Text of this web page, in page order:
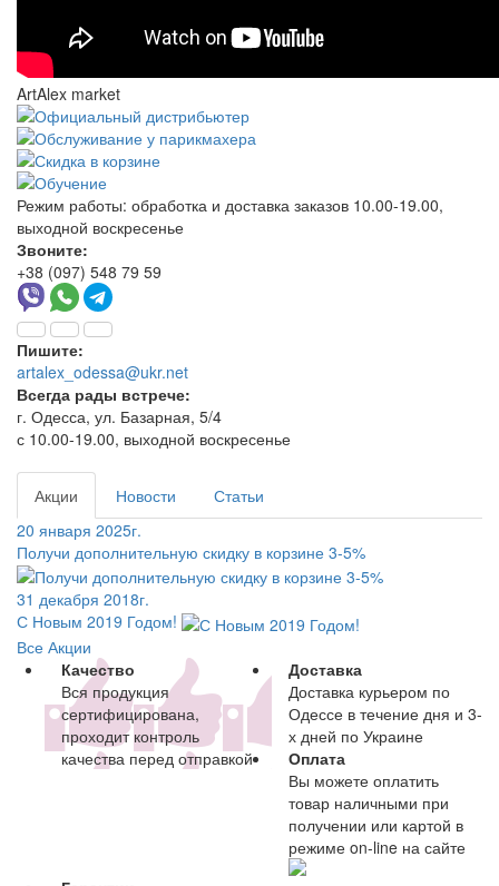
ArtAlex market
Режим работы: обработка и доставка заказов 10.00-19.00,
выходной воскресенье
Звоните:
+38 (097) 548 79 59
Пишите:
artalex_odessa@ukr.net
Всегда рады встрече:
г. Одесса, ул. Базарная, 5/4
с 10.00-19.00, выходной воскресенье
Акции Новости
Статьи
20 января 2025г.
Получи дополнительную скидку в корзине 3-5%
31 декабря 2018г.
С Новым 2019 Годом!
Все Акции
Качество
Вся продукция
сертифицирована,
проходит контроль
качества перед отправкой
Доставка
Доставка курьером по
Одессе в течение дня и 3-
х дней по Украине
Оплата
Вы можете оплатить
товар наличными при
получении или картой в
режиме on-line на сайте